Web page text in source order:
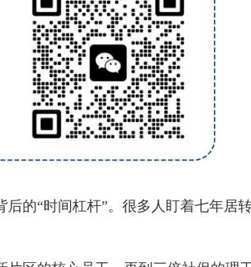
“时间杠杆”。很多人盯着七年居